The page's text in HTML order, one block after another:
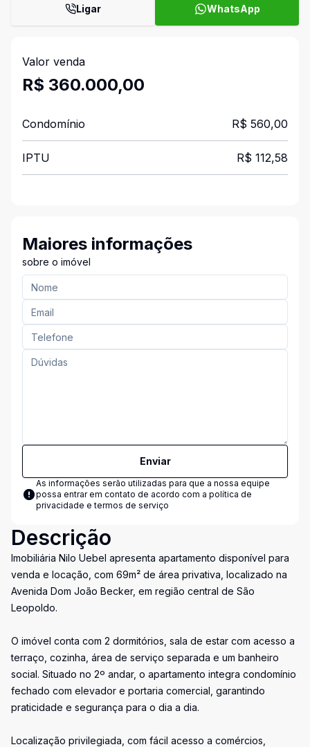
Ligar WhatsApp
Valor venda
R$ 360.000,00
Condomínio R$ 560,00
IPTU R$ 112,58
Maiores informações
sobre o imóvel
Enviar
As informações serão utilizadas para que a nossa equipe
possa entrar em contato de acordo com a política de
privacidade e termos de serviço
Descrição
Imobiliária Nilo Uebel apresenta apartamento disponível para
venda e locação, com 69m² de área privativa, localizado na
Avenida Dom João Becker, em região central de São
Leopoldo.
O imóvel conta com 2 dormitórios, sala de estar com acesso a
terraço, cozinha, área de serviço separada e um banheiro
social. Situado no 2º andar, o apartamento integra condomínio
fechado com elevador e portaria comercial, garantindo
praticidade e segurança para o dia a dia.
Localização privilegiada, com fácil acesso a comércios,